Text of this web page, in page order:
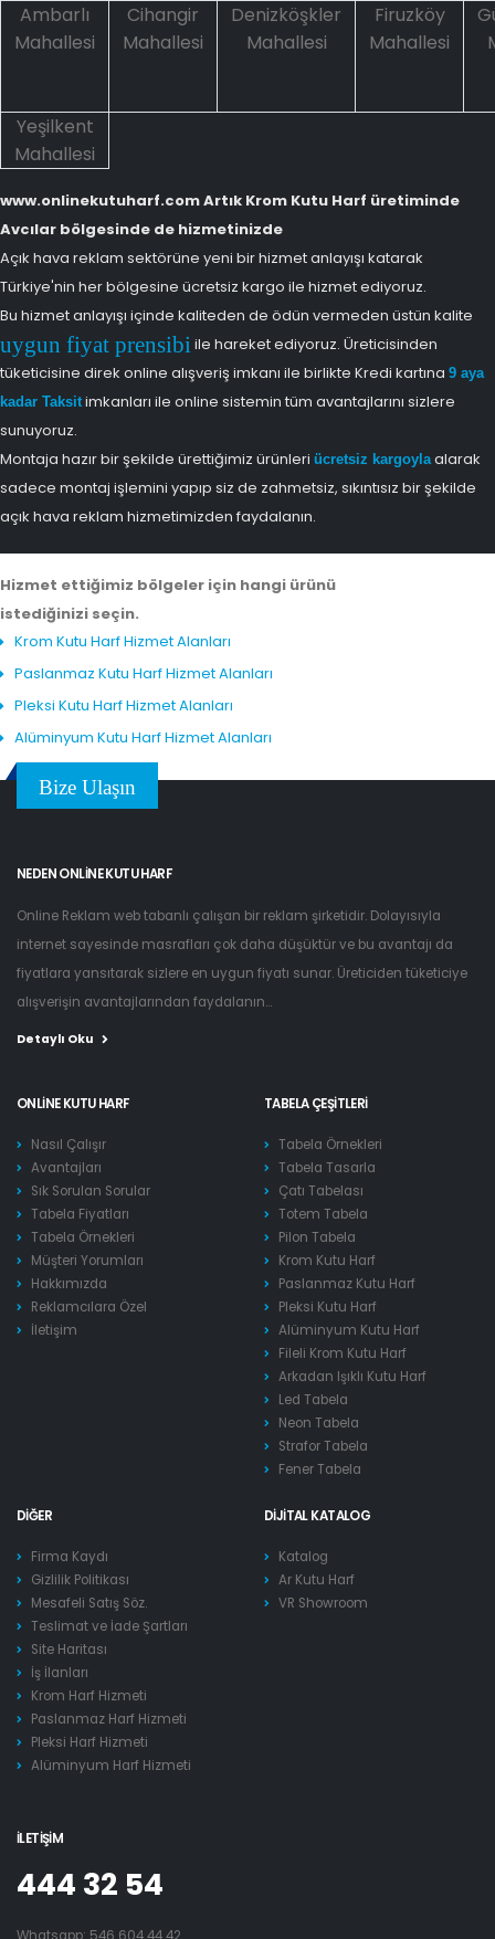
Ambarlı
Mahallesi
Cihangir
Mahallesi
Denizköşkler
Mahallesi
Firuzköy
Mahallesi
Yeşilkent
Mahallesi
www.onlinekutuharf.com Artık Krom Kutu Harf üretiminde
Avcılar bölgesinde de hizmetinizde
Açık hava reklam sektörüne yeni bir hizmet anlayışı katarak
Türkiye'nin her bölgesine ücretsiz kargo ile hizmet ediyoruz.
Bu hizmet anlayışı içinde kaliteden de ödün vermeden üstün kalite
uygun fiyat prensibi ile hareket ediyoruz. Üreticisinden
tüketicisine direk online alışveriş imkanı ile birlikte Kredi kartına 9 aya
kadar Taksitimkanları ile online sistemin tüm avantajlarını sizlere
sunuyoruz.
Montaja hazır bir şekilde ürettiğimiz ürünleri ücretsiz kargoylaalarak
sadece montaj işlemini yapıp siz de zahmetsiz, sıkıntısız bir şekilde
açık hava reklam hizmetimizden faydalanın.
Hizmet ettiğimiz bölgeler için hangi ürünü
istediğinizi seçin.
Krom Kutu Harf Hizmet Alanları
Paslanmaz Kutu Harf Hizmet Alanları
Pleksi Kutu Harf Hizmet Alanları
Alüminyum Kutu Harf Hizmet Alanları
Bize Ulaşın
NEDEN ONLINE KUTU HARF
Online Reklam web tabanlı çalışan bir reklam şirketidir. Dolayısıyla
internet sayesinde masrafları çok daha düşüktür ve bu avantajı da
fiyatlara yansıtarak sizlere en uygun fiyatı sunar. Üreticiden tüketiciye
alışverişin avantajlarından faydalanın...
Detaylı Oku
ONLINE KUTU HARF
Nasıl Çalışır
Avantajları
Sık Sorulan Sorular
Tabela Fiyatları
Tabela Örnekleri
Müşteri Yorumları
Hakkımızda
Reklamcılara Özel
İletişim
TABELA ÇEŞITLERI
Tabela Örnekleri
Tabela Tasarla
Çatı Tabelası
Totem Tabela
Pilon Tabela
Krom Kutu Harf
Paslanmaz Kutu Harf
Pleksi Kutu Harf
Alüminyum Kutu Harf
Fileli Krom Kutu Harf
Arkadan Işıklı Kutu Harf
Led Tabela
Neon Tabela
Strafor Tabela
Fener Tabela
DIĞER
Firma Kaydı
Gizlilik Politikası
Mesafeli Satış Söz.
Teslimat ve İade Şartları
Site Haritası
İş İlanları
Krom Harf Hizmeti
Paslanmaz Harf Hizmeti
Pleksi Harf Hizmeti
Alüminyum Harf Hizmeti
DIJITAL KATALOG
Katalog
Ar Kutu Harf
VR Showroom
İLETIŞIM
444 32 54
Whatsapp: 546 604 44 42